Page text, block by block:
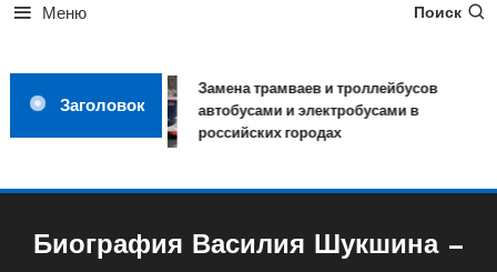
Меню Поиск
Заголовок
Замена трамваев и троллейбусов
автобусами и электробусами в
российских городах
Биография Василия Шукшина —